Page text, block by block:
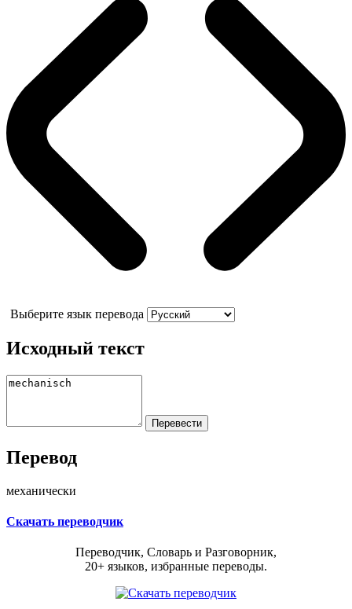
Выберите язык перевода
Исходный текст
Перевод
механически
Скачать переводчик
Переводчик, Словарь и Разговорник,
20+ языков, избранные переводы.